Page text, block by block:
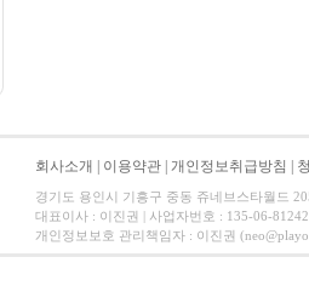
회사소개 이용약관 개인정보취급방침
경기도 용인시 기흥구 중동 쥬네브스타월드
대표이사 : 이진권 | 사업자번호 : 135-06-
개인정보보호 관리책임자 : 이진권